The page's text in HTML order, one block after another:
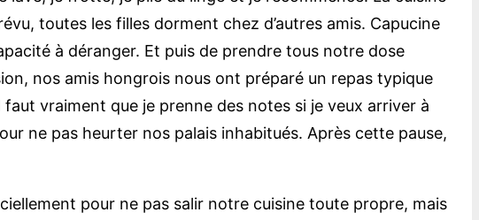
toutes les filles dorment chez d’autres amis. Capucine
à déranger. Et puis de prendre tous notre dose
nos amis hongrois nous ont préparé un repas typique
vraiment que je prenne des notes si je veux arriver à
ne pas heurter nos palais inhabitués. Après cette pause,
pour ne pas salir notre cuisine toute propre, mais